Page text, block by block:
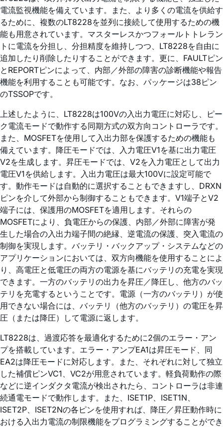
電流監視機能を備えています。また、より多くの電流を供給す
るために、複数のLT8228を並列に接続して使用するための機
能も用意されています。マスターレスかつフォールトトレラン
トに電流を分担し、分担精度を維持しつつ、LT8228を自由に
追加したり削除したりすることができます。更に、FAULTピン
とREPORTピンによって、内部／外部の障害の診断機能や報告
機能を利用することも可能です。なお、パッケージは38ピン
のTSSOPです。
上述したように、LT8228は100Vの入出力電圧に対応し、ピー
ク電流モードで動作する同期方式の双方向コントローラです。
また、MOSFETを使用して入出力部を保護するための機能も
備えています。降圧モードでは、入力電圧V1を基に出力電圧
V2を生成します。昇圧モードでは、V2を入力電圧として出力
電圧V1を供給します。入出力電圧は最大100Vに設定可能で
す。動作モードは自動的に選択することもできますし、DRXN
ピンを介して外部から制御することもできます。V1端子とV2
端子には、保護用のMOSFETを適用します。それらの
MOSFETにより、負電圧からの保護、内部／外部に障害が発
生した場合の入出力端子間の絶縁、逆電流の保護、突入電流の
制御を実現します。バッテリ・バックアップ・システムなどの
アプリケーションにおいては、双方向機能を使用することによ
り、高電圧と低電圧の両方の電源を基にバッテリの充電を実現
できます。一方のバッテリの出力を昇圧／降圧し、他方のバッ
テリを充電するということです。電源（一方のバッテリ）が使
用できない場合には、バッテリ（他方のバッテリ）の電圧を昇
圧（または降圧）して電源に返します。
LT8228は、過渡応答を最適化するために2個のエラー・アン
プを搭載しています。エラー・アンプEA1は昇圧モード、同
EA2は降圧モードに対応します。また、それぞれに対して独立
した補償ピンVC1、VC2が用意されています。軽負荷動作の際
などに逆インダクタ電流が検出されたら、コントローラは非連
続通電モードで動作します。また、ISET1P、ISET1N、
ISET2P、ISET2Nの各ピンを使用すれば、降圧／昇圧動作時に
おける入出力電流の制限機能をプログラミングすることができ